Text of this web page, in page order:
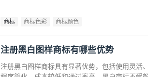
商标 商标色彩 商标颜色
注册黑白图样商标有哪些优势
注册黑白图样商标具有显著优势，包括使用灵活